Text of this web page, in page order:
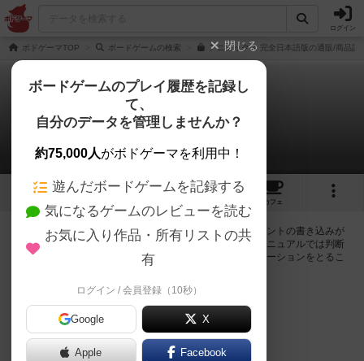
ログイン
ボドゲーマTOP ボードゲームの検索 アニミックス 完全日本語版の通販/商品詳
アニミックス
0件の掲示板
4 1 3
カフェ
ログインするとアニミックスに関する掲示板の作成やコメントの書き込みが
出来るようになります。ルールの疑問やエラッタ情報、マニュアルでは判断
し辛い曖昧な表記等について会員同士で自由にコミュニケーションをとるこ
ログイン/無料会員登録
アニミックスのトップに戻る
閉じる
ボードゲームのプレイ履歴を記録し
て、
自分のデータを管理しませんか？
約75,000人がボドゲーマを利用中！
遊んだボードゲームを記録する
気になるゲームのレビューを読む
お気に入り作品・所有リストの共
有
ログイン / 会員登録（10秒）
Google X
Apple Facebook